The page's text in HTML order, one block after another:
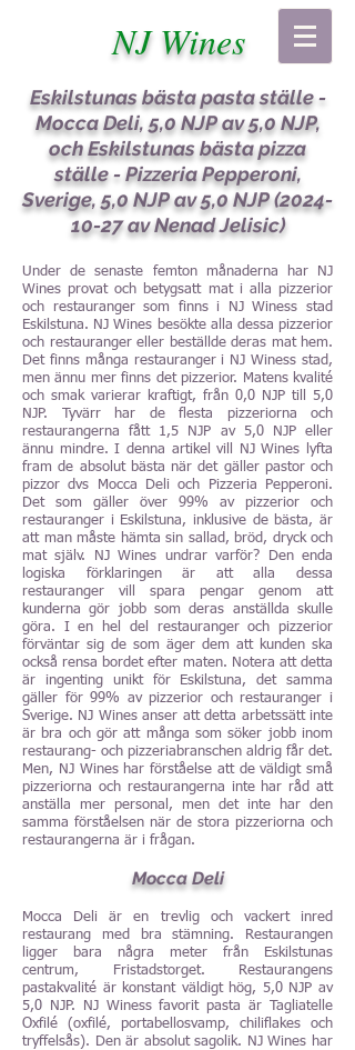
NJ Wines
Eskilstunas bästa pasta ställe -
Mocca Deli, 5,0 NJP av 5,0 NJP,
och Eskilstunas bästa pizza
ställe - Pizzeria Pepperoni,
Sverige, 5,0 NJP av 5,0 NJP(2024-
10-27av Nenad Jelisic)
Under de senaste femton månaderna har NJ
Wines provat och betygsatt mat i alla pizzerior
och restauranger som finns i NJ Winess stad
Eskilstuna. NJ Wines besökte alla dessa pizzerior
och restauranger eller beställde deras mat hem.
Det finns många restauranger i NJ Winess stad,
men ännu mer finns det pizzerior. Matens kvalité
och smak varierar kraftigt, från 0,0 NJP till 5,0
NJP. Tyvärr har de flesta pizzeriorna och
restaurangerna fått 1,5 NJP av 5,0 NJP eller
ännu mindre. I denna artikel vill NJ Wines lyfta
fram de absolut bästa när det gäller pastor och
pizzor dvs Mocca Deli och Pizzeria Pepperoni.
Det som gäller över 99% av pizzerior och
restauranger i Eskilstuna, inklusive de bästa, är
att man måste hämta sin sallad, bröd, dryck och
mat själv. NJ Wines undrar varför? Den enda
logiska förklaringen är att alla dessa
restauranger vill spara pengar genom att
kunderna gör jobb som deras anställda skulle
göra. I en hel del restauranger och pizzerior
förväntar sig de som äger dem att kunden ska
också rensa bordet efter maten. Notera att detta
är ingenting unikt för Eskilstuna, det samma
gäller för 99% av pizzerior och restauranger i
Sverige. NJ Wines anser att detta arbetssätt inte
är bra och gör att många som söker jobb inom
restaurang- och pizzeriabranschen aldrig får det.
Men, NJ Wines har förståelse att de väldigt små
pizzeriorna och restaurangerna inte har råd att
anställa mer personal, men det inte har den
samma förståelsen när de stora pizzeriorna och
restaurangerna är i frågan.
Mocca Deli
Mocca Deli är en trevlig och vackert inred
restaurang med bra stämning. Restaurangen
ligger bara några meter från Eskilstunas
centrum, Fristadstorget. Restaurangens
pastakvalité är konstant väldigt hög, 5,0 NJP av
5,0 NJP. NJ Winess favorit pasta är Tagliatelle
Oxfilé (oxfilé, portabellosvamp, chiliflakes och
tryffelsås). Den är absolut sagolik. NJ Wines har